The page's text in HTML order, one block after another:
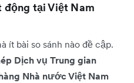
động tại Việt Nam
ít bài so sánh nào đề cập.
Dịch vụ Trung gian
Nhà nước Việt Nam